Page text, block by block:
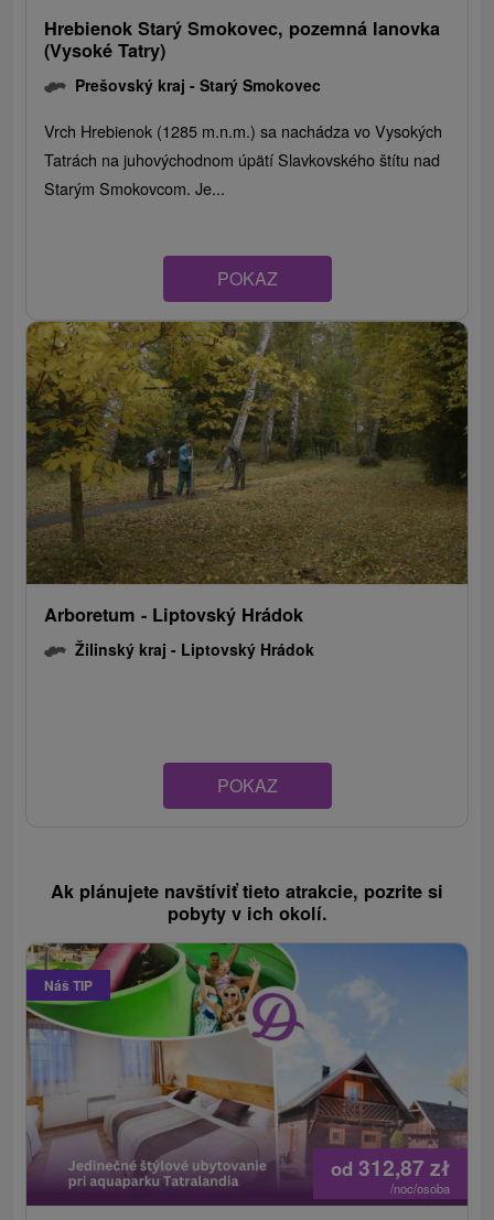
Hrebienok Starý Smokovec, pozemná lanovka
(Vysoké Tatry)
Prešovský kraj -Starý Smokovec
Vrch Hrebienok (1285 m.n.m.) sa nachádza vo Vysokých
Tatrách na juhovýchodnom úpätí Slavkovského štítu nad
Starým Smokovcom. Je...
POKAZ
Arboretum - Liptovský Hrádok
Žilinský kraj - Liptovský Hrádok
POKAZ
Ak plánujete navštíviť tieto atrakcie, pozrite si
pobyty v ich okolí.
Náš TIP
od 312,87zł
/noc/osoba